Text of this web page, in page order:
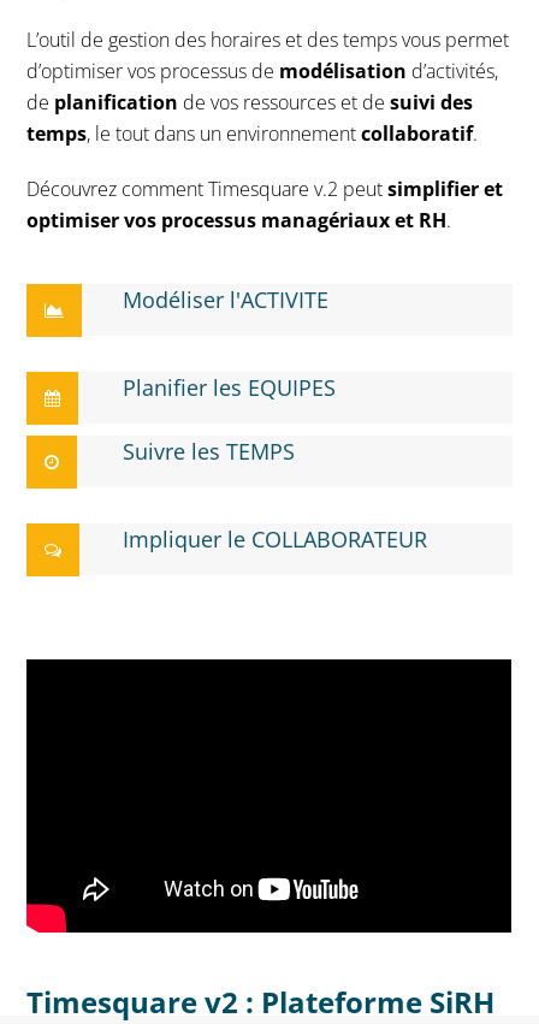
L’outil de gestion des horaires et des temps vous permet
d’optimiser vos processus de modélisation d’activités,
de planification de vos ressources et desuivi des
temps, le tout dans un environnementcollaboratif.
Découvrez comment Timesquare v.2 peutsimplifier et
optimiser vos processus managériaux et RH.
Modéliser l'ACTIVITE
Planifier les EQUIPES
Suivre les TEMPS
Impliquer le COLLABORATEUR
Timesquare v2 : Plateforme SiRH